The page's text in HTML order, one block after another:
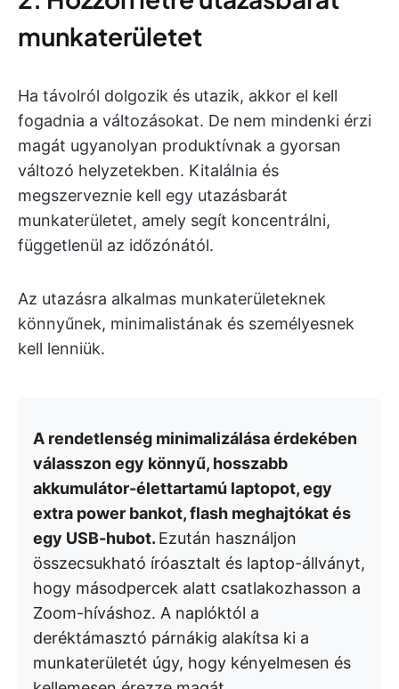
munkaterületet
Ha távolról dolgozik és utazik, akkor el kell
fogadnia a változásokat. De nem mindenki érzi
magát ugyanolyan produktívnak a gyorsan
változó helyzetekben. Kitalálnia és
megszerveznie kell egy utazásbarát
munkaterületet, amely segít koncentrálni,
függetlenül az időzónától.
Az utazásra alkalmas munkaterületeknek
könnyűnek, minimalistának és személyesnek
kell lenniük.
A rendetlenség minimalizálása érdekében
válasszon egy könnyű, hosszabb
akkumulátor-élettartamú laptopot, egy
extra power bankot, flash meghajtókat és
egy USB-hubot. Ezután használjon
összecsukható íróasztalt és laptop-állványt,
hogy másodpercek alatt csatlakozhasson a
Zoom-híváshoz. A naplóktól a
deréktámasztó párnákig alakítsa ki a
munkaterületét úgy, hogy kényelmesen és